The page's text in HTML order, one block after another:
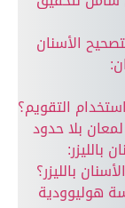
التقويم؟
بالليزر:
بالليزر؟
هوليوودية